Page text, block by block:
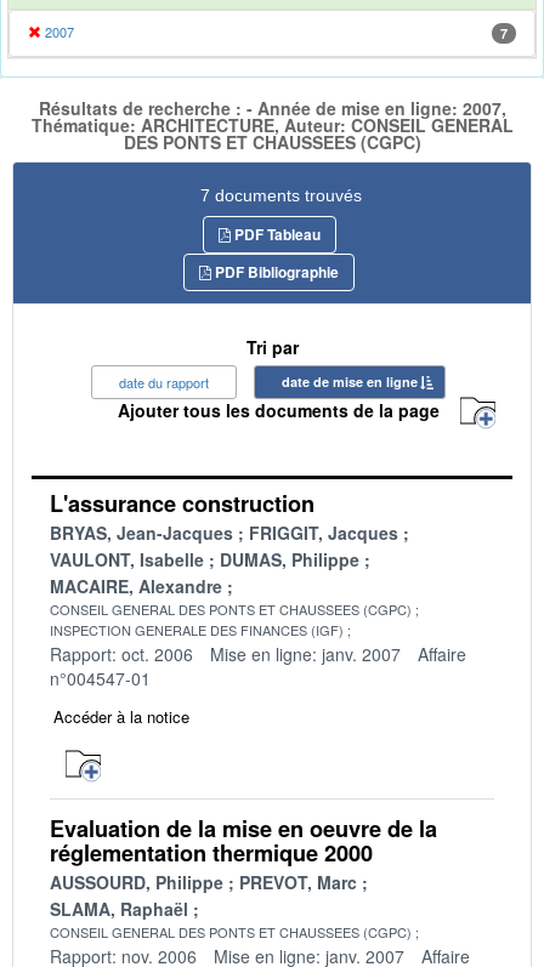
2007 7
Résultats de recherche : - Année de mise en ligne: 2007,
Thématique: ARCHITECTURE, Auteur: CONSEIL GENERAL
DES PONTS ET CHAUSSEES (CGPC)
7 documents trouvés
PDF Tableau
PDF Bibliographie
Tri par
date du rapport date de mise en ligne
Ajouter tous les documents de la page
L'assurance construction
BRYAS, Jean-Jacques
FRIGGIT, Jacques
VAULONT, Isabelle
DUMAS, Philippe
MACAIRE, Alexandre
CONSEIL GENERAL DES PONTS ET CHAUSSEES (CGPC)
INSPECTION GENERALE DES FINANCES (IGF)
Rapport: oct. 2006 Mise en ligne: janv. 2007
Affaire
n°004547-01
Accéder à la notice
Evaluation de la mise en oeuvre de la
réglementation thermique 2000
AUSSOURD, Philippe
PREVOT, Marc
SLAMA, Raphaël
CONSEIL GENERAL DES PONTS ET CHAUSSEES (CGPC)
Rapport: nov. 2006 Mise en ligne: janv. 2007 Affaire